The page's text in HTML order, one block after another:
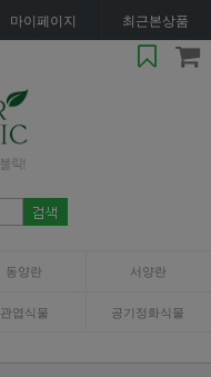
마이페이지 최근본상품
동양란 서양란
관엽식물 공기정화식물